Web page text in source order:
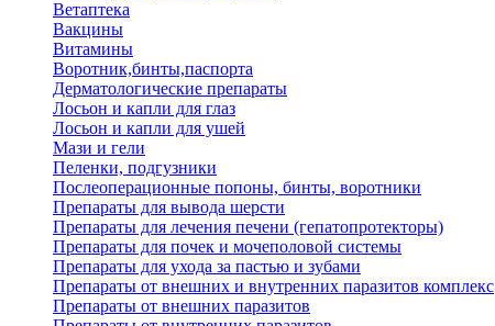
Ветаптека
Вакцины
Витамины
Воротник,бинты,паспорта
Дерматологические препараты
Лосьон и капли для глаз
Лосьон и капли для ушей
Мази и гели
Пеленки, подгузники
Послеоперационные попоны, бинты, воротники
Препараты для вывода шерсти
Препараты для лечения печени (гепатопротекторы)
Препараты для почек и мочеполовой системы
Препараты для ухода за пастью и зубами
Препараты от внешних и внутренних паразитов комплекс
Препараты от внешних паразитов